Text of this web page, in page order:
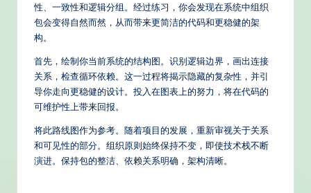
性、一致性和逻辑分组。经过练习，你会发现在系统中组织
包会变得自然而然，从而带来更简洁的代码和更稳健的架
构。
首先，绘制你当前系统的结构图。识别逻辑边界，画出连接
关系，检查循环依赖。这一过程将揭示隐藏的复杂性，并引
导你走向更稳健的设计。投入在图表上的努力，将在代码的
可维护性上带来回报。
将此路线图作为参考。随着项目的发展，重新审视关于关系
和可见性的部分。组织原则始终保持不变，即使技术栈不断
演进。保持包的整洁、依赖关系明确，架构清晰。